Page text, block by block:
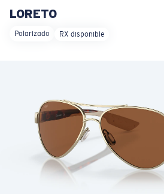
OBJETIVO ACTUALIZADO
Precio: Sin cargo
Cantidad:
LORETO
Polarizado RX disponible